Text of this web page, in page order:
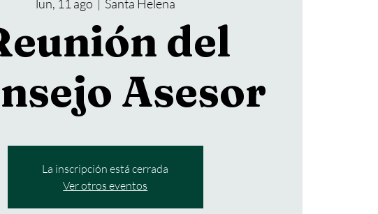
lun, 11 ago
  |
Santa Helena
del
Asesor
La inscripción está cerrada
Ver otros eventos